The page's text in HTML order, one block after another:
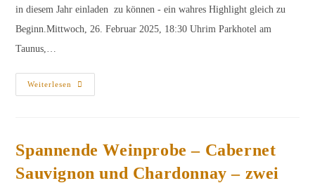
in diesem Jahr einladen zu können - ein wahres Highlight gleich zu
Beginn.Mittwoch, 26. Februar 2025, 18:30 Uhrim Parkhotel am
Taunus,…
Weiterlesen
Einladung
„Griechischer
Spannende Weinprobe – Cabernet
Sauvignon und Chardonnay – zwei